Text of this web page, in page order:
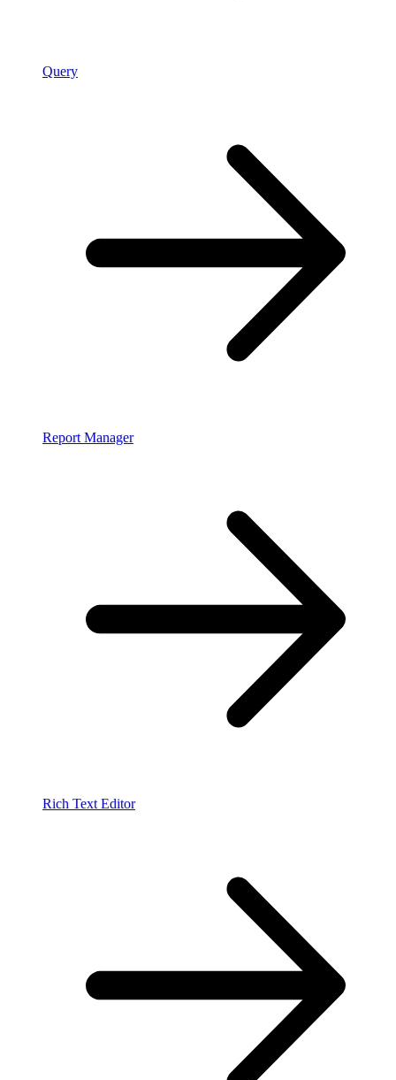
Query
Report Manager
Rich Text Editor